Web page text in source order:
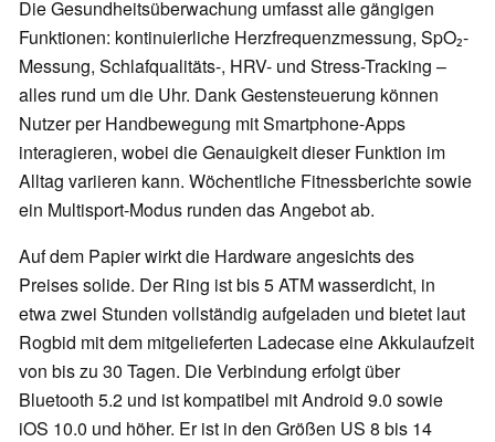
Die Gesundheitsüberwachung umfasst alle gängigen
Funktionen: kontinuierliche Herzfrequenzmessung, SpO₂-
Messung, Schlafqualitäts-, HRV- und Stress-Tracking –
alles rund um die Uhr. Dank Gestensteuerung können
Nutzer per Handbewegung mit Smartphone-Apps
interagieren, wobei die Genauigkeit dieser Funktion im
Alltag variieren kann. Wöchentliche Fitnessberichte sowie
ein Multisport-Modus runden das Angebot ab.
Auf dem Papier wirkt die Hardware angesichts des
Preises solide. Der Ring ist bis 5 ATM wasserdicht, in
etwa zwei Stunden vollständig aufgeladen und bietet laut
Rogbid mit dem mitgelieferten Ladecase eine Akkulaufzeit
von bis zu 30 Tagen. Die Verbindung erfolgt über
Bluetooth 5.2 und ist kompatibel mit Android 9.0 sowie
iOS 10.0 und höher. Er ist in den Größen US 8 bis 14